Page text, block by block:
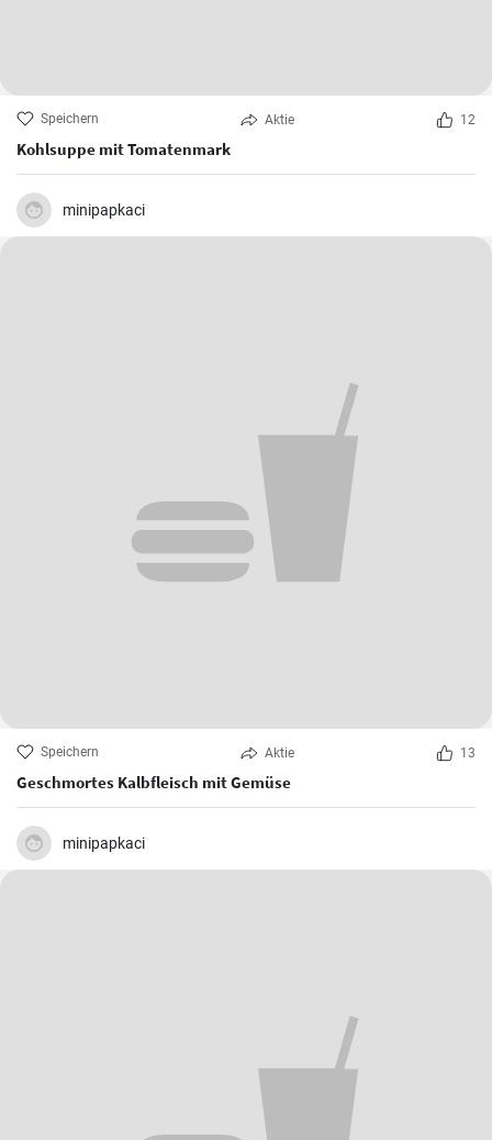
Speichern Aktie 12
Kohlsuppe mit Tomatenmark
minipapkaci
Speichern Aktie 13
Geschmortes Kalbfleisch mit Gemüse
minipapkaci